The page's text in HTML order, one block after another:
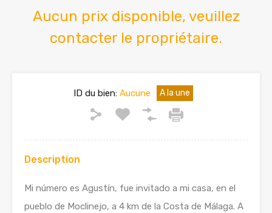
Aucun prix disponible, veuillez
contacter le propriétaire.
ID du bien:Aucune A la une
Description
Mi número es Agustín, fue invitado a mi casa, en el
pueblo de Moclinejo, a 4 km de la Costa de Málaga. A